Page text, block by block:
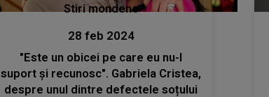
Stiri mondene
28 feb 2024
"Este un obicei pe care eu nu-l
suport și recunosc". Gabriela Cristea,
despre unul dintre defectele soțului